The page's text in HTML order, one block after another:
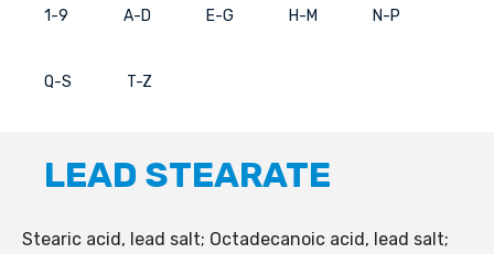
1-9 A-D E-G H-M N-P
Q-S T-Z
LEAD STEARATE
Stearic acid, lead salt; Octadecanoic acid, lead salt;